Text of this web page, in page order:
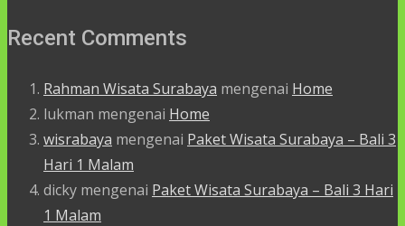
Recent Comments
Rahman Wisata Surabaya mengenai Home
lukman mengenai Home
wisrabaya mengenai Paket Wisata Surabaya – Bali 3
Hari 1 Malam
dicky mengenai Paket Wisata Surabaya – Bali 3 Hari
1 Malam